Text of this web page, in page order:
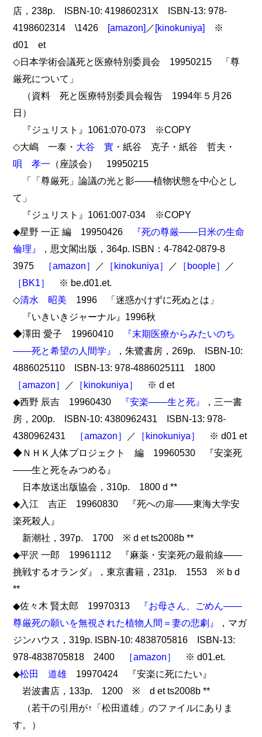
店，238p. ISBN-10: 419860231X ISBN-13: 978-
4198602314 \1426 [amazon]／[kinokuniya] ※
d01 et
◇日本学術会議死と医療特別委員会 19950215 「尊
厳死について」
（資料 死と医療特別委員会報告 1994年５月26
日）
『ジュリスト』1061:070-073 ※COPY
◇大嶋 一泰・ 大谷 實 ・紙谷 克子・紙谷 哲夫・
唄 孝一 （座談会） 19950215
「「尊厳死」論議の光と影――植物状態を中心とし
て」
『ジュリスト』1061:007-034 ※COPY
◆星野 一正 編 19950426
『死の尊厳――日米の生命
倫理』
，思文閣出版，364p. ISBN：4-7842-0879-8
3975
［amazon］ ／ ［kinokuniya］ ／ ［boople］
／
［BK1］
※ be.d01.et.
◇清水 昭美 1996 「迷惑かけずに死ぬとは」
『いきいきジャーナル』1996秋
◆澤田 愛子 19960410
『末期医療からみたいのち
――死と希望の人間学』
，朱鷺書房，269p. ISBN-10:
4886025110 ISBN-13: 978-4886025111 1800
［amazon］
／ ［kinokuniya］
※ d et
◆西野 辰吉 19960430
『安楽――生と死』
，三一書
房，200p. ISBN-10: 4380962431 ISBN-13: 978-
4380962431
［amazon］ ／ ［kinokuniya］
※ d01 et
◆ＮＨＫ人体プロジェクト 編 19960530 『安楽死
――生と死をみつめる』
日本放送出版協会，310p. 1800 d **
◆入江 吉正 19960830 『死への扉――東海大学安
楽死殺人』
新潮社，397p. 1700 ※ d et ts2008b **
◆平沢 一郎 19961112 『麻薬・安楽死の最前線――
挑戦するオランダ』，東京書籍，231p. 1553 ※ b d
**
◆佐々木 賢太郎 19970313
『お母さん、ごめん――
尊厳死の願いを無視された植物人間＝妻の悲劇』
，マガ
ジンハウス，319p. ISBN-10: 4838705816 ISBN-13:
978-4838705818 2400
［amazon］
※ d01.et.
◆松田 道雄 19970424 『安楽に死にたい』
岩波書店，133p. 1200 ※ d et ts2008b **
（若干の引用が↑「松田道雄」のファイルにありま
す。）